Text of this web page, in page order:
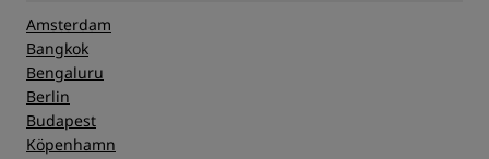
Amsterdam
Bangkok
Bengaluru
Berlin
Budapest
Köpenhamn